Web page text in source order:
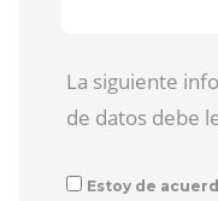
La siguiente
de datos debe
Estoy de